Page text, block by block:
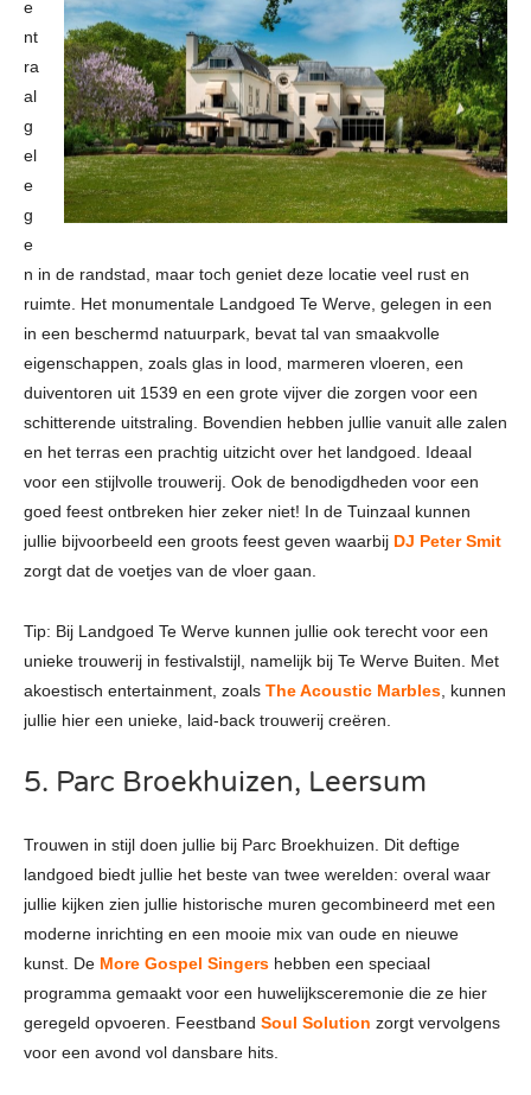
e
nt
ra
al
g
el
e
g
e
n in de randstad, maar toch geniet deze locatie veel rust en
ruimte. Het monumentale Landgoed Te Werve, gelegen in een
in een beschermd natuurpark, bevat tal van smaakvolle
eigenschappen, zoals glas in lood, marmeren vloeren, een
duiventoren uit 1539 en een grote vijver die zorgen voor een
schitterende uitstraling. Bovendien hebben jullie vanuit alle zalen
en het terras een prachtig uitzicht over het landgoed. Ideaal
voor een stijlvolle trouwerij. Ook de benodigdheden voor een
goed feest ontbreken hier zeker niet! In de Tuinzaal kunnen
jullie bijvoorbeeld een groots feest geven waarbij DJ Peter Smit
zorgt dat de voetjes van de vloer gaan.
Tip: Bij Landgoed Te Werve kunnen jullie ook terecht voor een
unieke trouwerij in festivalstijl, namelijk bij Te Werve Buiten. Met
akoestisch entertainment, zoals The Acoustic Marbles , kunnen
jullie hier een unieke, laid-back trouwerij creëren.
5. Parc Broekhuizen, Leersum
Trouwen in stijl doen jullie bij Parc Broekhuizen. Dit deftige
landgoed biedt jullie het beste van twee werelden: overal waar
jullie kijken zien jullie historische muren gecombineerd met een
moderne inrichting en een mooie mix van oude en nieuwe
kunst. De More Gospel Singers hebben een speciaal
programma gemaakt voor een huwelijksceremonie die ze hier
geregeld opvoeren. Feestband Soul Solution zorgt vervolgens
voor een avond vol dansbare hits.